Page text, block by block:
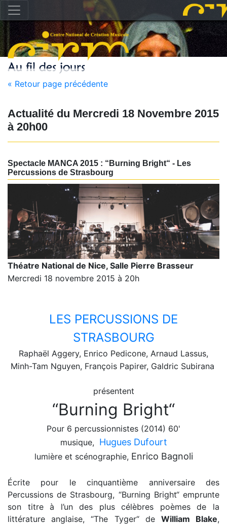
« Retour page précédente
Actualité du Mercredi 18 Novembre 2015
à20h00
Spectacle MANCA 2015 : “Burning Bright“ - Les
Percussions de Strasbourg
Théatre National de Nice, Salle Pierre Brasseur
Mercredi 18 novembre 2015 à 20h
LES PERCUSSIONS DE
STRASBOURG
Raphaël Aggery, Enrico Pedicone, Arnaud Lassus,
Minh-Tam Nguyen, François Papirer, Galdric Subirana
présentent
“Burning Bright“
Pour 6 percussionnistes (2014) 60'
musique, Hugues Dufourt
lumière et scénographie, Enrico Bagnoli
Écrite pour le cinquantième anniversaire des
Percussions de Strasbourg, “Burning Bright“ emprunte
son titre à l’un des plus célèbres poèmes de la
littérature anglaise, “The Tyger“ de William Blake,